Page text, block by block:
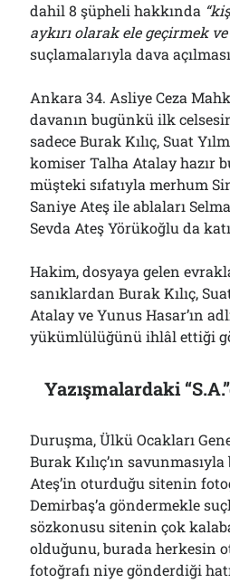
dahil 8 şüpheli hakkında
aykırı olarak ele geçirmek
suçlamalarıyla dava
Ankara 34. Asliye Ceza
davanın bugünkü ilk
sadece Burak Kılıç, Suat
komiser Talha Atalay hazır
müşteki sıfatıyla merhum
Saniye Ateş ile ablaları
Sevda Ateş Yörükoğlu da
Hakim, dosyaya gelen
sanıklardan Burak Kılıç,
Atalay ve Yunus Hasar’ın
yükümlülüğünü ihlâl ettiği
Yazışmalardaki
Duruşma, Ülkü Ocakları
Burak Kılıç’ın
Ateş’in oturduğu sitenin
Demirbaş’a göndermekle
sözkonusu sitenin çok
olduğunu, burada herkesin
fotoğrafı niye gönderdiği